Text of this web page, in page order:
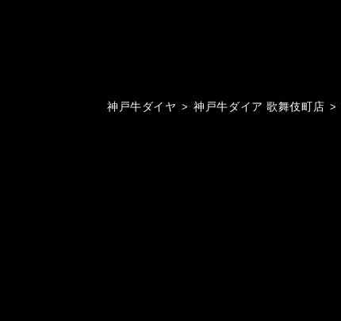
神戸牛ダイヤ > 神戸牛ダイア 歌舞伎町店 >